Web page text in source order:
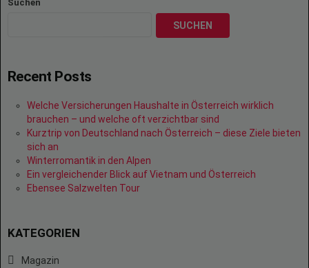
Suchen
SUCHEN
Recent Posts
Welche Versicherungen Haushalte in Österreich wirklich
brauchen – und welche oft verzichtbar sind
Kurztrip von Deutschland nach Österreich – diese Ziele bieten
sich an
Winterromantik in den Alpen
Ein vergleichender Blick auf Vietnam und Österreich
Ebensee Salzwelten Tour
KATEGORIEN
Magazin